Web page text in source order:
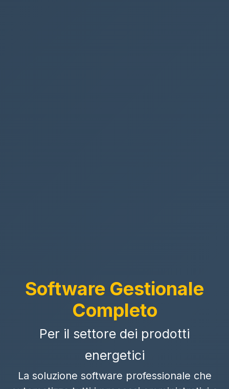
Software Gestionale
Completo
Per il settore dei prodotti
energetici
La soluzione software professionale che